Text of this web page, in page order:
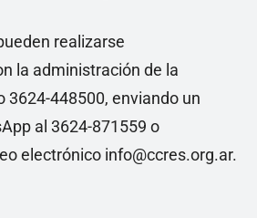
realizarse
la administración de la
3624-448500, enviando un
al 3624-871559 o
electrónico info@ccres.org.ar.